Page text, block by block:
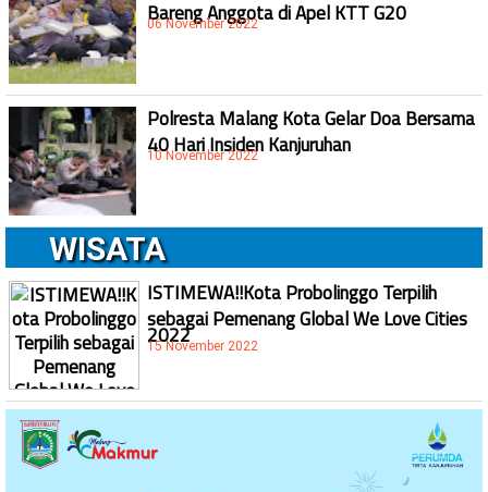
Bareng Anggota di Apel KTT G20
06 November 2022
Polresta Malang Kota Gelar Doa Bersama
40 Hari Insiden Kanjuruhan
10 November 2022
WISATA
ISTIMEWA!!Kota Probolinggo Terpilih
sebagai Pemenang Global We Love Cities
2022
15 November 2022